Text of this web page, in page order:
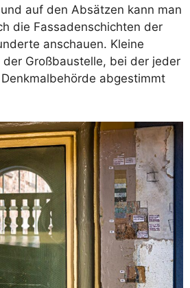
auf den Absätzen kann man
die Fassadenschichten der
anschauen. Kleine
der Großbaustelle, bei der jeder
abgestimmt